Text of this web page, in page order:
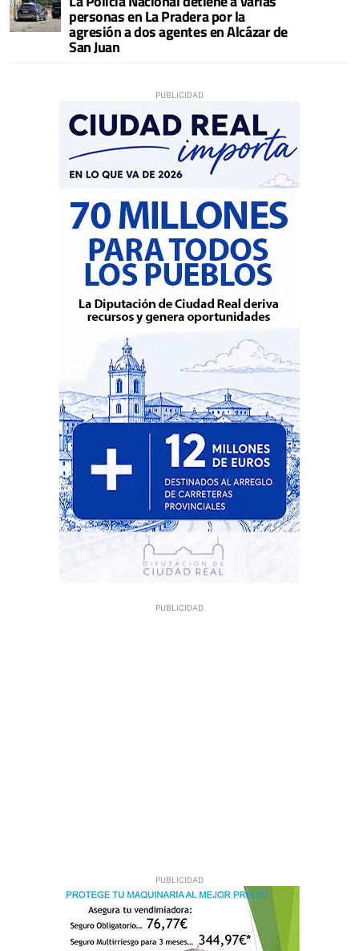
personas en La Pradera por la
agresión a dos agentes en Alcázar de
San Juan